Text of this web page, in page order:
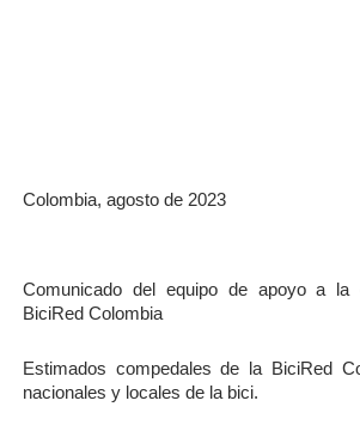
Colombia, agosto de 2023
Comunicado del equipo de apoyo a la
BiciRed Colombia
Estimados compedales de la BiciRed
nacionales y locales de la bici.